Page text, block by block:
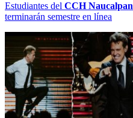
Estudiantes del CCH Naucalpan
terminarán semestre en línea